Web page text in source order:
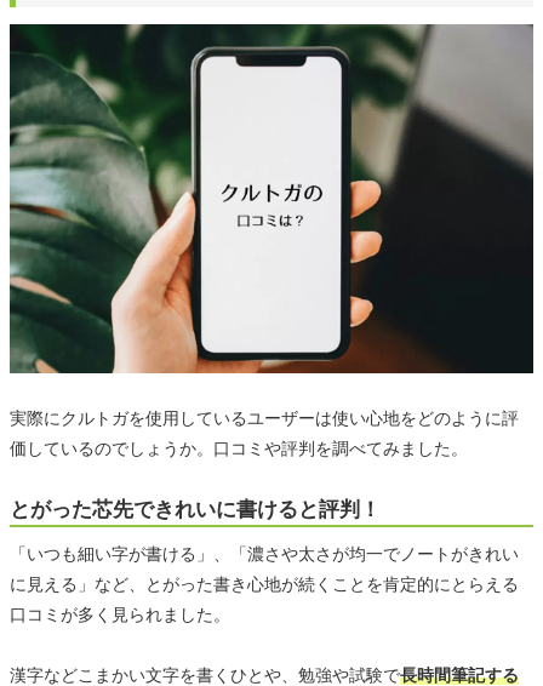
実際にクルトガを使用しているユーザーは使い心地をどのように評
価しているのでしょうか。口コミや評判を調べてみました。
とがった芯先できれいに書けると評判！
「いつも細い字が書ける」、「濃さや太さが均一でノートがきれい
に見える」など、とがった書き心地が続くことを肯定的にとらえる
口コミが多く見られました。
漢字などこまかい文字を書くひとや、勉強や試験で長時間筆記する